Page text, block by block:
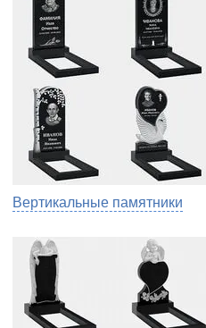
Вертикальные памятники